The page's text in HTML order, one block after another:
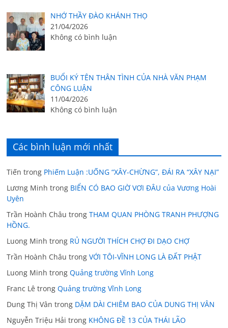
NHỚ THẦY ĐÀO KHÁNH THỌ
21/04/2026
Không có bình luận
BUỔI KÝ TÊN THÂN TÌNH CỦA NHÀ VĂN PHẠM
CÔNG LUẬN
11/04/2026
Không có bình luận
Các bình luận mới nhất
Tiến trong Phiếm Luận :UỐNG “XÂY-CHỪNG”, ĐÁI RA “XÂY NẠI”
Lương Minh trong BIỂN CÓ BAO GIỜ VƠI ĐÂU của Vương Hoài
Uyên
Trần Hoành Châu trongTHAM QUAN PHÒNG TRANH PHƯỢNG
HỒNG.
Luong Minh trong RỦ NGƯỜI THÍCH CHỢ ĐI DẠO CHỢ
Trần Hoành Châu trongVỚI TÔI-VĨNH LONG LÀ ĐẤT PHẬT
Luong Minh trongQuảng trường Vĩnh Long
Franc Lê trongQuảng trường Vĩnh Long
Dung Thị Vân trong DẶM DÀI CHIÊM BAO CỦA DUNG THỊ VÂN
Nguyễn Triệu Hải trong KHÔNG ĐỀ 13 CỦA THÁI LÃO